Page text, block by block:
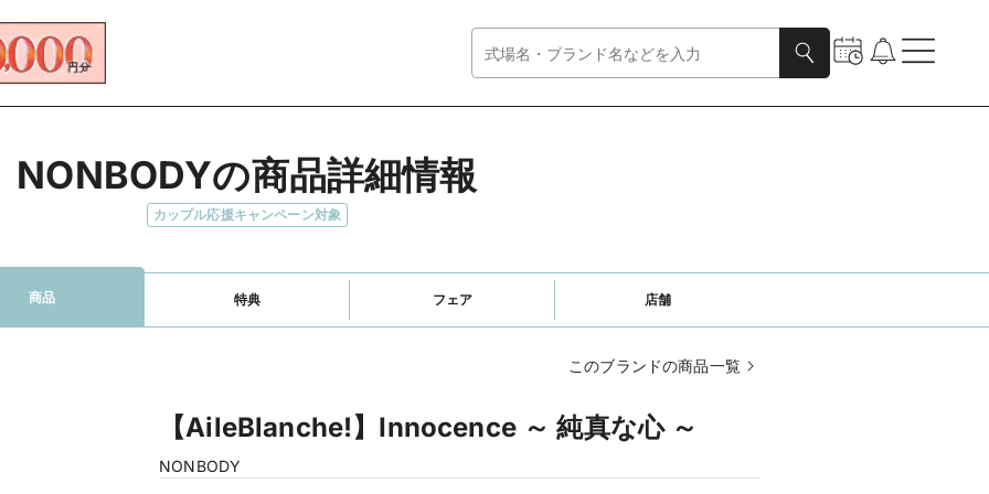
NONBODYの商品詳細情報
カップル応援キャンペーン対象
商品 特典 フェア 店舗
このブランドの商品一覧
【AileBlanche!】Innocence ～ 純真な心 ～
NONBODY